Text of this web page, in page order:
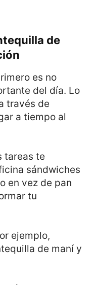
de
es no
del día. Lo
través de
a tiempo al
tareas te
sándwiches
en vez de pan
tu
ejemplo,
de maní y